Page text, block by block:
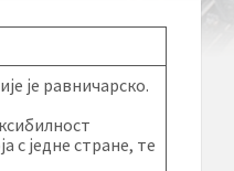
је равничарско.
с једне стране, те